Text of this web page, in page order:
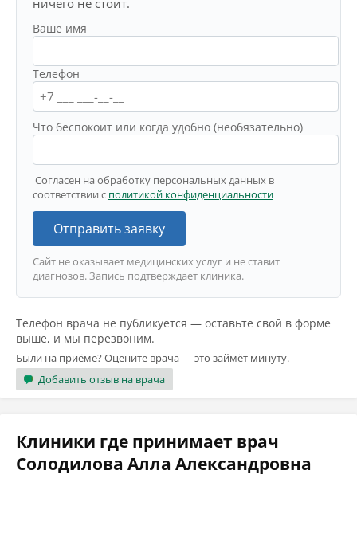
ничего не стоит.
Ваше имя
Телефон
Что беспокоит или когда удобно (необязательно)
Согласен на обработку персональных данных в
соответствии с политикой конфиденциальности
Отправить заявку
Сайт не оказывает медицинских услуг и не ставит
диагнозов. Запись подтверждает клиника.
Телефон врача не публикуется — оставьте свой в форме
выше, и мы перезвоним.
Были на приёме? Оцените врача — это займёт минуту.
Добавить отзыв на врача
Клиники где принимает врач
Солодилова Алла Александровна